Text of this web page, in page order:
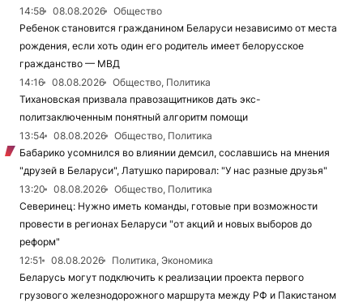
14:58
08.08.2026
Общество
Ребенок становится гражданином Беларуси независимо от места
рождения, если хоть один его родитель имеет белорусское
гражданство — МВД
14:16
08.08.2026
Общество, Политика
Тихановская призвала правозащитников дать экс-
политзаключенным понятный алгоритм помощи
13:54
08.08.2026
Общество, Политика
Бабарико усомнился во влиянии демсил, сославшись на мнения
"друзей в Беларуси", Латушко парировал: "У нас разные друзья"
13:20
08.08.2026
Общество, Политика
Северинец: Нужно иметь команды, готовые при возможности
провести в регионах Беларуси "от акций и новых выборов до
реформ"
12:51
08.08.2026
Политика, Экономика
Беларусь могут подключить к реализации проекта первого
грузового железнодорожного маршрута между РФ и Пакистаном